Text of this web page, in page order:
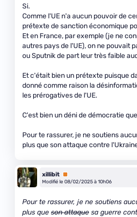
Si.
Comme l'UE n'a aucun pouvoir de
prétexte de sanction économique
Et en France, par exemple (je ne
autres pays de l'UE), on ne pouvait
ou Sputnik de part leur très faible
Et c'était bien un prétexte puisque
donné comme raison la
les prérogatives de l'UE.
C'est bien un déni de démocratie
Pour te rassurer, je ne soutiens
plus que son attaque contre
xillibit Premium
Modifié le 08/02/2025 à 10h06
Pour te rassurer, je ne soutiens
plus que son attaque sa guerre